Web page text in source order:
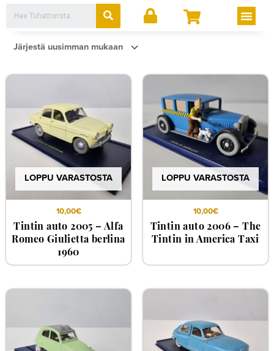
sisältöön
Search
LOPPU VARASTOSTA
10,00€
Tintin auto 2005 – Alfa
Romeo Giulietta berlina
1960
LOPPU VARASTOSTA
10,00€
Tintin auto 2006 – The
Tintin in America Taxi